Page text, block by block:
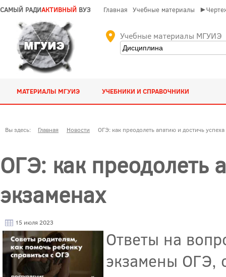
САМЫЙ РАДИАКТИВНЫЙ ВУЗ Главная Учебные материалы
Учебные материалы МГУИЭ
МАТЕРИАЛЫ МГУИЭ УЧЕБНИКИ И СПРАВОЧНИКИ
Вы здесь: Главная Новости ОГЭ: как преодолеть апатию и достичь
ОГЭ: как преодолеть
экзаменах
15 июля 2023
Ответы на
экзамены ОГЭ,